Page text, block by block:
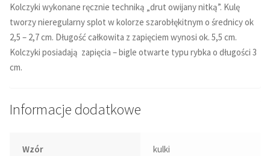
Kolczyki wykonane ręcznie techniką „drut owijany nitką”. Kulę
tworzy nieregularny splot w kolorze szarobłękitnym o średnicy ok
2,5 – 2,7 cm. Długość całkowita z zapięciem wynosi ok. 5,5 cm.
Kolczyki posiadają zapięcia – bigle otwarte typu rybka o długości 3
cm.
Informacje dodatkowe
Wzór kulki